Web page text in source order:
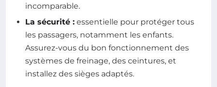
incomparable.
La sécurité : essentielle pour protéger tous
les passagers, notamment les enfants.
Assurez-vous du bon fonctionnement des
systèmes de freinage, des ceintures, et
installez des sièges adaptés.